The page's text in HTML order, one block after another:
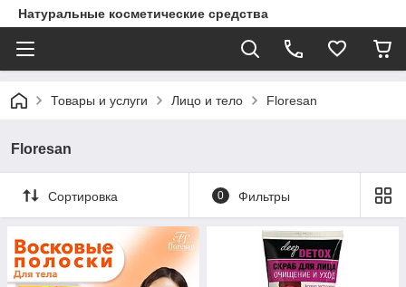
Натуральные косметические средства
Товары и услуги Лицо и тело Floresan
Floresan
Сортировка 0 Фильтры